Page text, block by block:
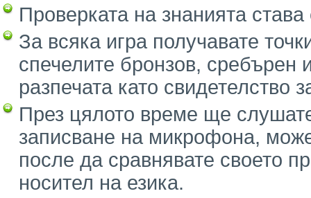
Проверката на знанията
За всяка игра получавате
спечелите бронзов, сребърен
разпечата като свидетелство
През цялото време ще
записване на микрофона,
после да сравнявате своето
носител на езика.